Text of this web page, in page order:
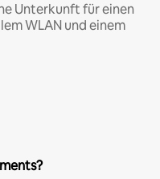
Unterkunft für einen
WLAN und einem